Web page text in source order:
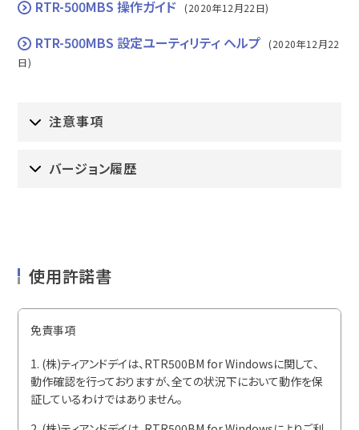
RTR-500MBS 操作ガイド (2020年12月22日)
RTR-500MBS 設定ユーティリティ ヘルプ
(2020年12月22
日)
注意事項
バージョン履歴
使用許諾書
免責事項
1. (株)ティアンドデイは、RTR500BM for Windowsに関して、
動作確認を行っておりますが、全ての状況下において動作を保
証しているわけではありません。